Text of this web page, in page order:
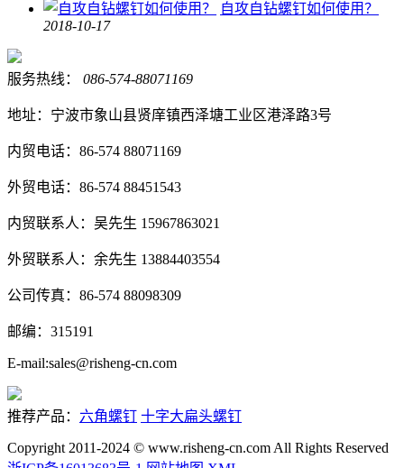
自攻自钻螺钉如何使用？
2018-10-17
服务热线： 086-574-88071169
地址：宁波市象山县贤庠镇西泽塘工业区港泽路3号
内贸电话：86-574 88071169
外贸电话：86-574 88451543
内贸联系人：吴先生 15967863021
外贸联系人：余先生 13884403554
公司传真：86-574 88098309
邮编：315191
E-mail:sales@risheng-cn.com
推荐产品： 六角螺钉 十字大扁头螺钉
Copyright 2011-2024 © www.risheng-cn.com All Rights Reserved